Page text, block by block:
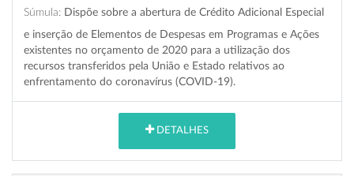
Súmula: Dispõe sobre a abertura de Crédito Adicional Especial
e inserção de Elementos de Despesas em Programas e Ações
existentes no orçamento de 2020 para a utilização dos
recursos transferidos pela União e Estado relativos ao
enfrentamento do coronavírus (COVID-19).
DETALHES